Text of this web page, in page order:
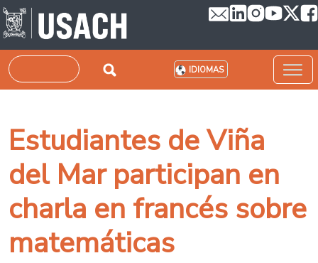
Pasar al contenido principal
Buscar IDIOMAS
Estudiantes de Viña
del Mar participan en
charla en francés sobre
matemáticas